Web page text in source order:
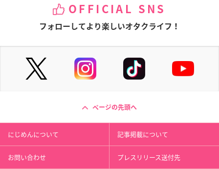
OFFICIAL SNS
フォローしてより楽しいオタクライフ！
ページの先頭へ
にじめんについて 記事掲載について
お問い合わせ プレスリリース送付先